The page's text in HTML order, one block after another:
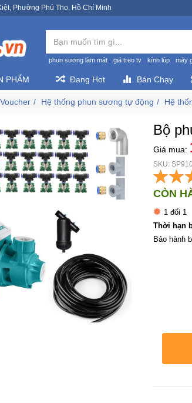
Phường Phú Thọ, Hồ Chí Minh
phun sương làm mát giá treo tv kính lúp máy
PHẨM Đang Hot Bán Chạy
Hệ thống phun sương tự động Hệ
Bộ
Giá mua:
SKU:
CÒN
1 đổi 1
Thời hạn
Bảo hành